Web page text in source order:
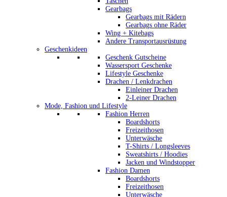
Gearbags
Gearbags mit Rädern
Gearbags ohne Räder
Wing + Kitebags
Andere Transportausrüstung
Geschenkideen
Geschenk Gutscheine
Wassersport Geschenke
Lifestyle Geschenke
Drachen / Lenkdrachen
Einleiner Drachen
2-Leiner Drachen
Mode, Fashion und Lifestyle
Fashion Herren
Boardshorts
Freizeithosen
Unterwäsche
T-Shirts / Longsleeves
Sweatshirts / Hoodies
Jacken und Windstopper
Fashion Damen
Boardshorts
Freizeithosen
Unterwäsche